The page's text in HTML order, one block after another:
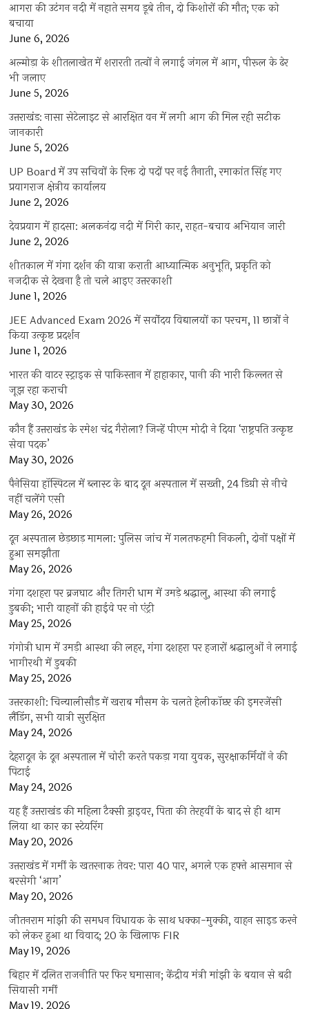
आगरा की उटंगन नदी में नहाते समय डूबे तीन, दो किशोरों की मौत; एक को
बचाया
June 6, 2026
अल्मोड़ा के शीतलाखेत में शरारती तत्वों ने लगाई जंगल में आग, पीरूल के ढेर
भी जलाए
June 5, 2026
उत्तराखंड: नासा सेटेलाइट से आरक्षित वन में लगी आग की मिल रही सटीक
जानकारी
June 5, 2026
UP Board में उप सचिवों के रिक्त दो पदों पर नई तैनाती, रमाकांत सिंह गए
प्रयागराज क्षेत्रीय कार्यालय
June 2, 2026
देवप्रयाग में हादसा: अलकनंदा नदी में गिरी कार, राहत-बचाव अभियान जारी
June 2, 2026
शीतकाल में गंगा दर्शन की यात्रा कराती आध्यात्मिक अनुभूति, प्रकृति को
नजदीक से देखना है तो चले आइए उत्तरकाशी
June 1, 2026
JEE Advanced Exam 2026 में सर्वोदय विद्यालयों का परचम, 11 छात्रों ने
किया उत्कृष्ट प्रदर्शन
June 1, 2026
भारत की वाटर स्ट्राइक से पाकिस्तान में हाहाकार, पानी की भारी किल्लत से
जूझ रहा कराची
May 30, 2026
कौन हैं उत्तराखंड के रमेश चंद्र गैरोला? जिन्हें पीएम मोदी ने दिया ‘राष्ट्रपति उत्कृष्ट
सेवा पदक’
May 30, 2026
पैनेसिया हॉस्पिटल में ब्लास्ट के बाद दून अस्पताल में सख्ती, 24 डिग्री से नीचे
नहीं चलेंगे एसी
May 26, 2026
दून अस्पताल छेड़छाड़ मामला: पुलिस जांच में गलतफहमी निकली, दोनों पक्षों में
हुआ समझौता
May 26, 2026
गंगा दशहरा पर ब्रजघाट और तिगरी धाम में उमड़े श्रद्धालु, आस्था की लगाई
डुबकी; भारी वाहनों की हाईवे पर नो एंट्री
May 25, 2026
गंगोत्री धाम में उमड़ी आस्था की लहर, गंगा दशहरा पर हजारों श्रद्धालुओं ने लगाई
भागीरथी में डुबकी
May 25, 2026
उत्तरकाशी: चिन्यालीसौड़ में खराब मौसम के चलते हेलीकॉप्टर की इमरजेंसी
लैंडिंग, सभी यात्री सुरक्षित
May 24, 2026
देहरादून के दून अस्पताल में चोरी करते पकड़ा गया युवक, सुरक्षाकर्मियों ने की
पिटाई
May 24, 2026
यह हैं उत्तराखंड की महिला टैक्सी ड्राइवर, पिता की तेरहवीं के बाद से ही थाम
लिया था कार का स्टेयरिंग
May 20, 2026
उत्तराखंड में गर्मी के खतरनाक तेवर: पारा 40 पार, अगले एक हफ्ते आसमान से
बरसेगी ‘आग’
May 20, 2026
जीतनराम मांझी की समधन विधायक के साथ धक्का-मुक्की, वाहन साइड करने
को लेकर हुआ था विवाद; 20 के खिलाफ FIR
May 19, 2026
बिहार में दलित राजनीति पर फिर घमासान; केंद्रीय मंत्री मांझी के बयान से बढ़ी
सियासी गर्मी